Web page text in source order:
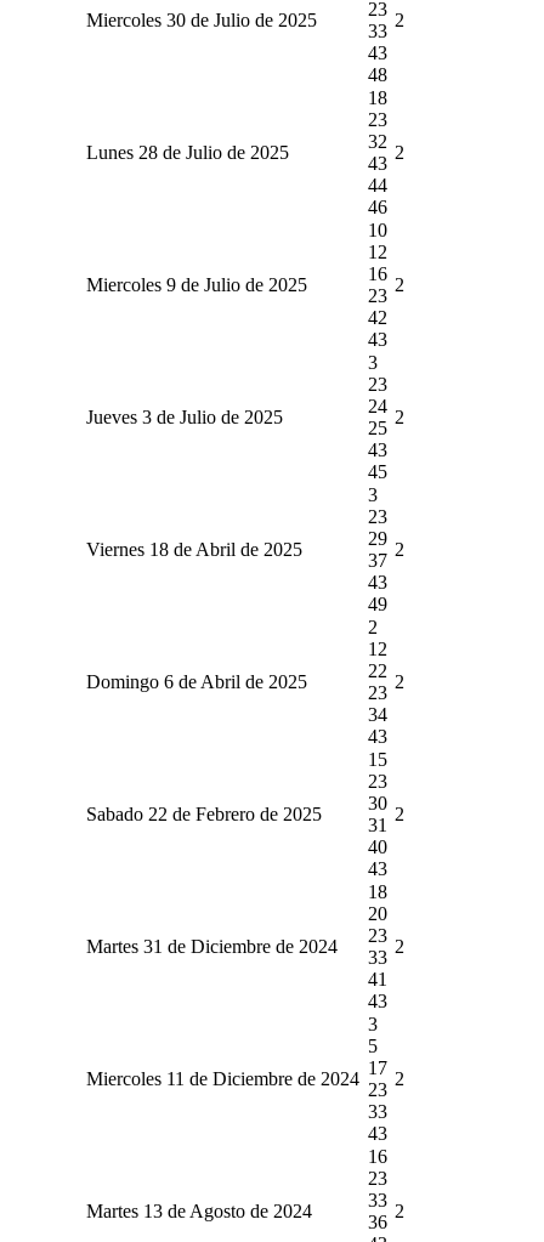
Miercoles 30 de Julio de 2025
23
33
43
48
2
Lunes 28 de Julio de 2025
18
23
32
43
44
46
2
Miercoles 9 de Julio de 2025
10
12
16
23
42
43
2
Jueves 3 de Julio de 2025
3
23
24
25
43
45
2
Viernes 18 de Abril de 2025
3
23
29
37
43
49
2
Domingo 6 de Abril de 2025
2
12
22
23
34
43
2
Sabado 22 de Febrero de 2025
15
23
30
31
40
43
2
Martes 31 de Diciembre de 2024
18
20
23
33
41
43
2
Miercoles 11 de Diciembre de 2024
3
5
17
23
33
43
2
Martes 13 de Agosto de 2024
16
23
33
36
2